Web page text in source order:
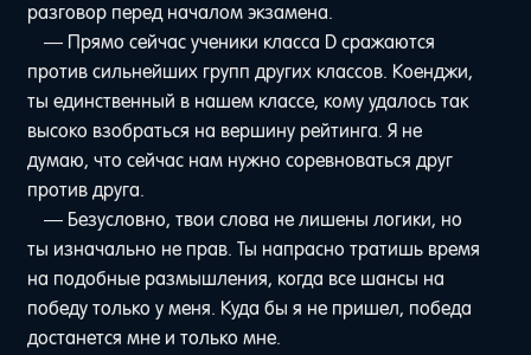
разговор перед началом экзамена.
— Прямо сейчас ученики класса D сражаются
против сильнейших групп других классов. Коенджи,
ты единственный в нашем классе, кому удалось так
высоко взобраться на вершину рейтинга. Я не
думаю, что сейчас нам нужно соревноваться друг
против друга.
— Безусловно, твои слова не лишены логики, но
ты изначально не прав. Ты напрасно тратишь время
на подобные размышления, когда все шансы на
победу только у меня. Куда бы я не пришел, победа
достанется мне и только мне.